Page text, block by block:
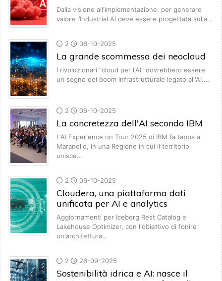
Dalla visione all'implementazione, per generare
valore l’Industrial AI deve essere progettata sulla…
2 08-10-2025
La grande scommessa dei neocloud
I rivoluzionari "cloud per l'AI" dovrebbero essere
un segno del boom infrastrutturale legato all'AI.…
2 06-10-2025
La concretezza dell'AI secondo IBM
L'AI Experience on Tour 2025 di IBM fa tappa a
Maranello, in una Regione in cui il territorio
unisce…
2 06-10-2025
Cloudera, una piattaforma dati
unificata per AI e analytics
Aggiornamenti per Iceberg Rest Catalog e
Lakehouse Optimizer, con l'obiettivo di fonire
un'architettura…
2 26-09-2025
Sostenibilità idrica e AI: nasce il